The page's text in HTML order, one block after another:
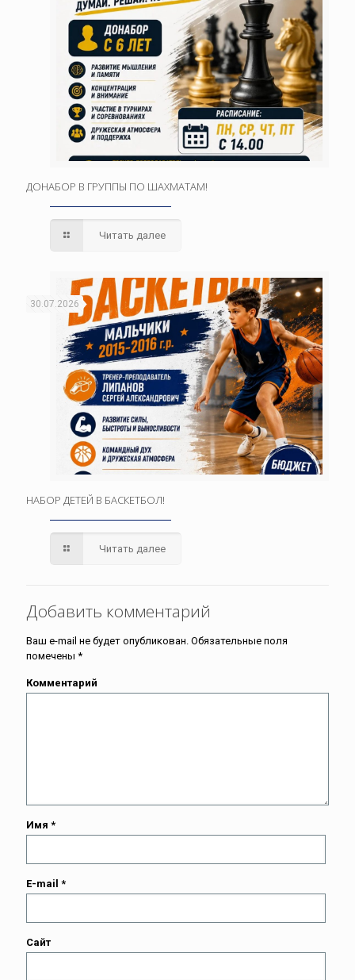
ДОНАБОР В ГРУППЫ ПО ШАХМАТАМ!
Читать далее
30.07.2026
НАБОР ДЕТЕЙ В БАСКЕТБОЛ!
Читать далее
Добавить комментарий
Ваш e-mail не будет опубликован. Обязательные поля
помечены *
Комментарий
Имя *
E-mail *
Сайт